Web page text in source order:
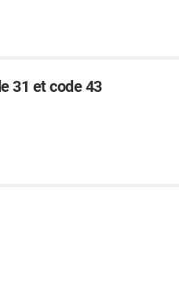
31 et code 43